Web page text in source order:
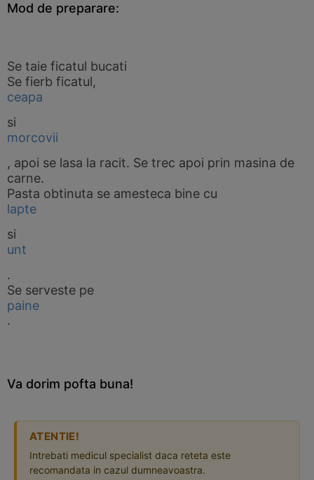
Mod de preparare:
Se taie ficatul bucati
Se fierb ficatul,
ceapa
si
morcovii
, apoi se lasa la racit. Se trec apoi prin masina de
carne.
Pasta obtinuta se amesteca bine cu
lapte
si
unt
.
Se serveste pe
paine
.
Va dorim pofta buna!
ATENTIE!
Intrebati medicul specialist daca reteta este
recomandata in cazul dumneavoastra.